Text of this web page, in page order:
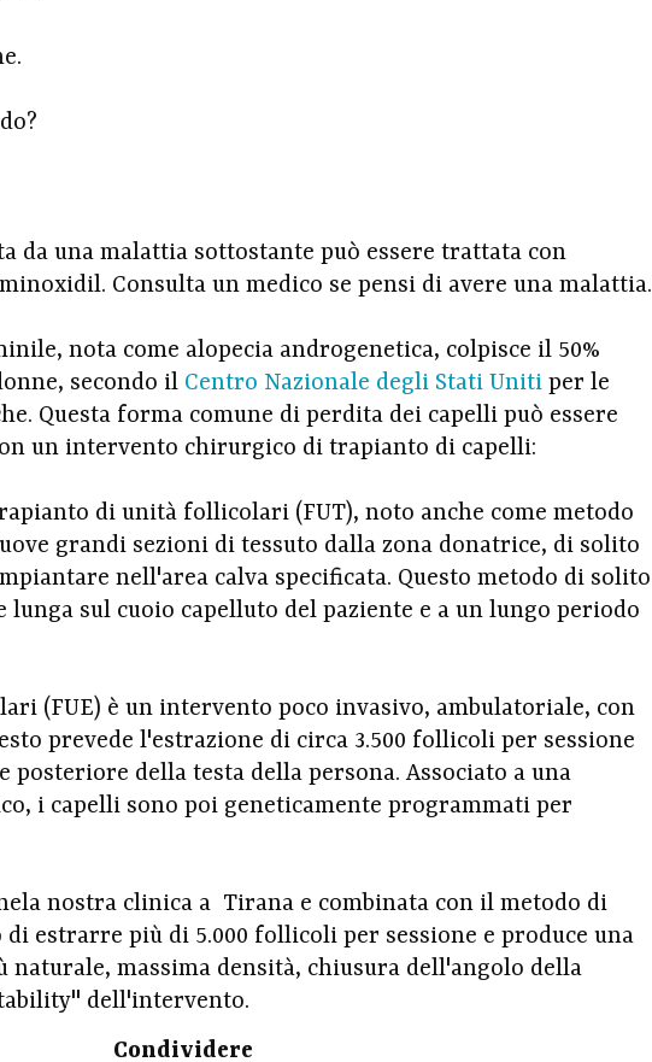
da una malattia sottostante può essere trattata con
Consulta un medico se pensi di avere una malattia.
nota come alopecia androgenetica, colpisce il 50%
secondo il Centro Nazionale degli Stati Uniti per le
Questa forma comune di perdita dei capelli può essere
un intervento chirurgico di trapianto di capelli:
di unità follicolari (FUT), noto anche come metodo
grandi sezioni di tessuto dalla zona donatrice, di solito
nell'area calva specificata. Questo metodo di solito
sul cuoio capelluto del paziente e a un lungo periodo
(FUE) è un intervento poco invasivo, ambulatoriale, con
prevede l'estrazione di circa 3.500 follicoli per sessione
posteriore della testa della persona. Associato a una
i capelli sono poi geneticamente programmati per
nostra clinica a Tirana e combinata con il metodo di
estrarre più di 5.000 follicoli per sessione e produce una
massima densità, chiusura dell'angolo della
dell'intervento.
Condividere